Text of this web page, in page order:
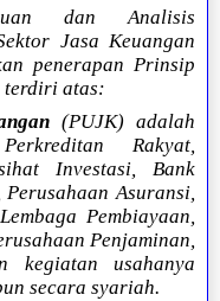
dan Analisis
Jasa Keuangan
penerapan Prinsip
terdiri atas:
(PUJK) adalah
Rakyat,
Investasi, Bank
Asuransi,
Pembiayaan,
Penjaminan,
kegiatan usahanya
secara syariah.